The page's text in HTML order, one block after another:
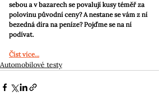
sebou a v bazarech se povalují kusy téměř za
polovinu původní ceny? A nestane se vám z ní
bezedná díra na peníze? Pojďme se na ní
podívat.
Číst více...
Automobilové testy